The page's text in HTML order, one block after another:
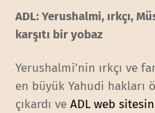
ADL: Yerushalmi, ırkçı,
karşıtı bir yobaz
Yerushalmi’nin ırkçı ve
en büyük Yahudi hakları
çıkardı veADL web